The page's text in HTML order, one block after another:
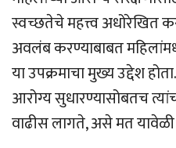
स्वच्छतेचे महत्त्व अधोरेखित
अवलंब करण्याबाबत
या उपक्रमाचा मुख्य उद्देश
आरोग्य सुधारण्यासोबतच
वाढीस लागते, असे मत